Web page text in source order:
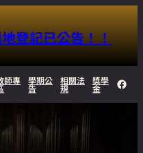
登記已公告！！
師專 學期公
告
相關法
規
獎學
金